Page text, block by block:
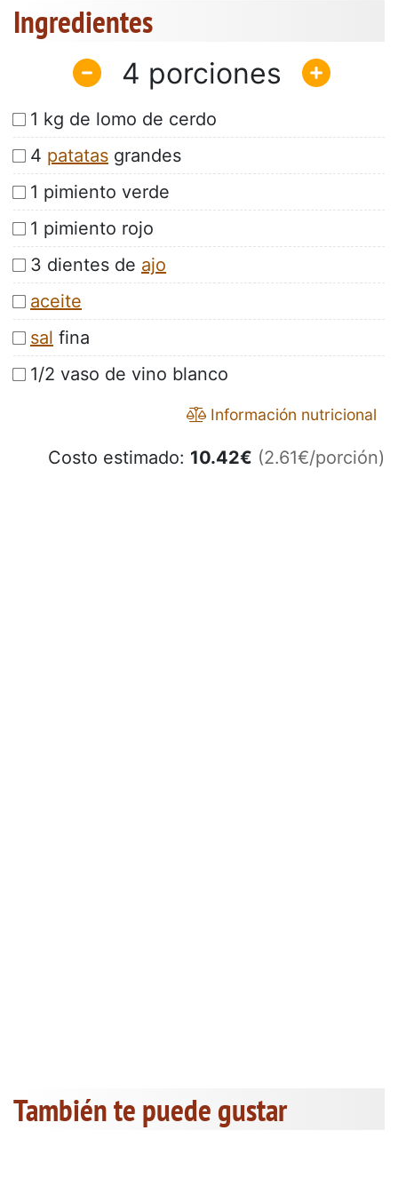
Ingredientes
4
1 kg de lomo de cerdo
4 patatas grandes
1 pimiento verde
1 pimiento rojo
3 dientes de ajo
aceite
sal fina
1/2 vaso de vino blanco
Información nutricional
Costo estimado: 10.42€ (2.61€/porción)
También te puede gustar